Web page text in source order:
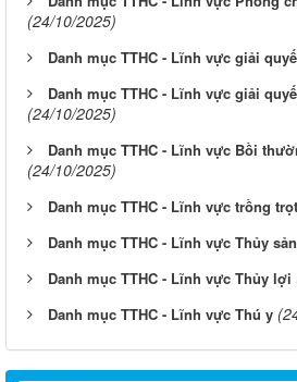
(24/10/2025)
Danh mục TTHC - Lĩnh vực giải
Danh mục TTHC - Lĩnh vực giải
(24/10/2025)
Danh mục TTHC - Lĩnh vực Bồi
(24/10/2025)
Danh mục TTHC - Lĩnh vực trồng trọt
Danh mục TTHC - Lĩnh vực Thủy sản
Danh mục TTHC - Lĩnh vực Thủy lợi
Danh mục TTHC - Lĩnh vực Thú y